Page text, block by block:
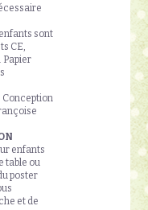
sont
CE,
. Papier
Conception
enfants
table ou
poster
et de